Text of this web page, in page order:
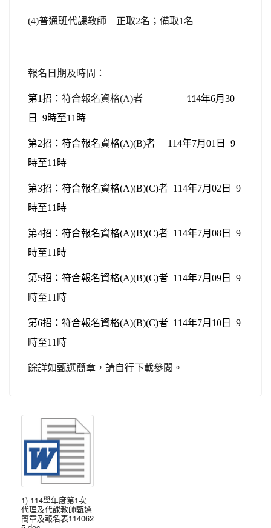
(4)普通班代課教師 正取2名；備取1名
報名日期及時間：
第1招 ： 符合報名資格(A)者 114年6月30
日 9時至11時
第2招 ： 符合報名資格(A)(B)者 114年7月01日 9
時至11時
第3招 ： 符合報名資格(A)(B)(C)者 114年7月02日 9
時至11時
第4招 ： 符合報名資格(A)(B)(C)者 114年7月08日 9
時至11時
第5招 ： 符合報名資格(A)(B)(C)者 114年7月09日 9
時至11時
第6招 ： 符合報名資格(A)(B)(C)者 114年7月10日 9
時至11時
餘詳如甄選簡章，請自行下載參閱。
1) 114學年度第1次
代理及代課教師甄選
簡章及報名表114062